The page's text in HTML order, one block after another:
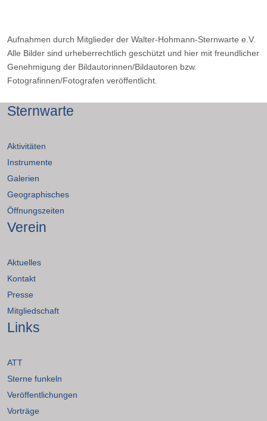
Aufnahmen durch Mitglieder der Walter-Hohmann-Sternwarte e.V.
Alle Bilder sind urheberrechtlich geschützt und hier mit freundlicher
Genehmigung der Bildautorinnen/Bildautoren bzw.
Fotografinnen/Fotografen veröffentlicht.
Sternwarte
Aktivitäten
Instrumente
Galerien
Geographisches
Öffnungszeiten
Verein
Aktuelles
Kontakt
Presse
Mitgliedschaft
Links
ATT
Sterne funkeln
Veröffentlichungen
Vorträge